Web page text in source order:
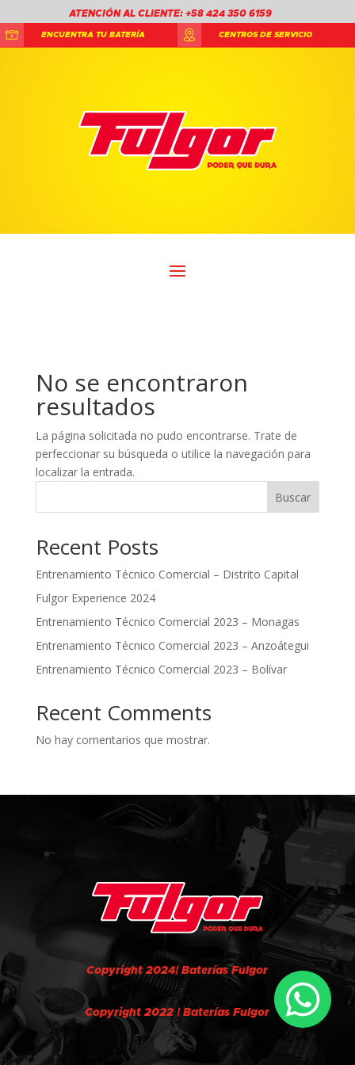
ATENCIÓN AL CLIENTE: +58 424 350 6159
ENCUENTRA TU BATERÍA CENTROS DE SERVICIO
No se encontraron
resultados
La página solicitada no pudo encontrarse. Trate de
perfeccionar su búsqueda o utilice la navegación para
localizar la entrada.
Buscar
Recent Posts
Entrenamiento Técnico Comercial – Distrito Capital
Fulgor Experience 2024
Entrenamiento Técnico Comercial 2023 – Monagas
Entrenamiento Técnico Comercial 2023 – Anzoátegui
Entrenamiento Técnico Comercial 2023 – Bolívar
Recent Comments
No hay comentarios que mostrar.
Copyright 2024| Baterías Fulgor
Copyright 2022 | Baterías Fulgor